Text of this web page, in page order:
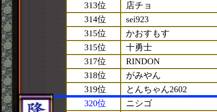
313位
店チョ
314位
sei923
315位
かおすもす
315位
十勇士
317位
RINDON
318位
がみやん
319位
とんちゃん2602
320位
ニシゴ